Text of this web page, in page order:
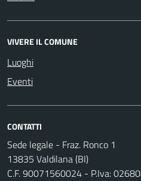
VIVERE IL COMUNE
Luoghi
Eventi
CONTATTI
Sede legale - Fraz. Ronco 1
13835 Valdilana (BI)
C.F. 90071560024 - P.Iva: